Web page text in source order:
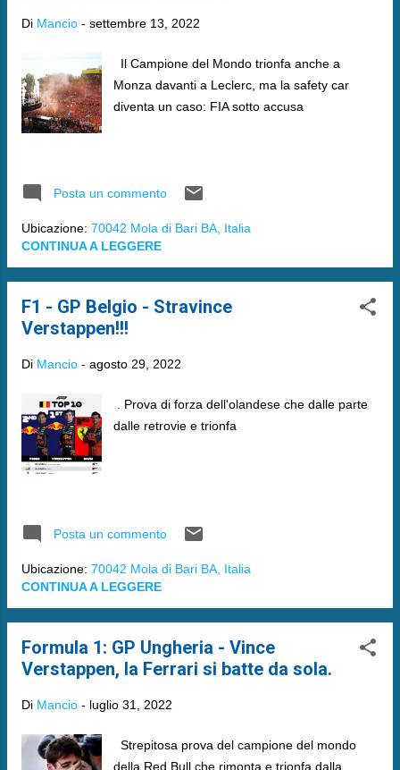
Di Mancio - settembre 13, 2022
Il Campione del Mondo trionfa anche a
Monza davanti a Leclerc, ma la safety car
diventa un caso: FIA sotto accusa
Posta un commento
Ubicazione: 70042 Mola di Bari BA, Italia
CONTINUA A LEGGERE
F1 - GP Belgio - Stravince
Verstappen!!!
Di Mancio - agosto 29, 2022
. Prova di forza dell'olandese che dalle parte
dalle retrovie e trionfa
Posta un commento
Ubicazione: 70042 Mola di Bari BA, Italia
CONTINUA A LEGGERE
Formula 1: GP Ungheria - Vince
Verstappen, la Ferrari si batte da sola.
Di Mancio - luglio 31, 2022
Strepitosa prova del campione del mondo
della Red Bull che rimonta e trionfa dalla